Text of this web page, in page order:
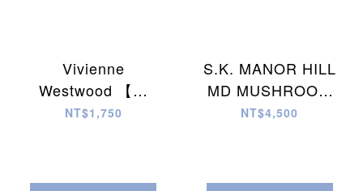
Vivienne
Westwood 【星
月】中秋禮盒
NT$1,750
S.K. MANOR HILL
MD MUSHROOM
KYCHN/NCKLC 項
NT$4,500